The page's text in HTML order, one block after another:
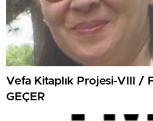
Vefa Kitaplık Projesi-VIII /
GEÇER